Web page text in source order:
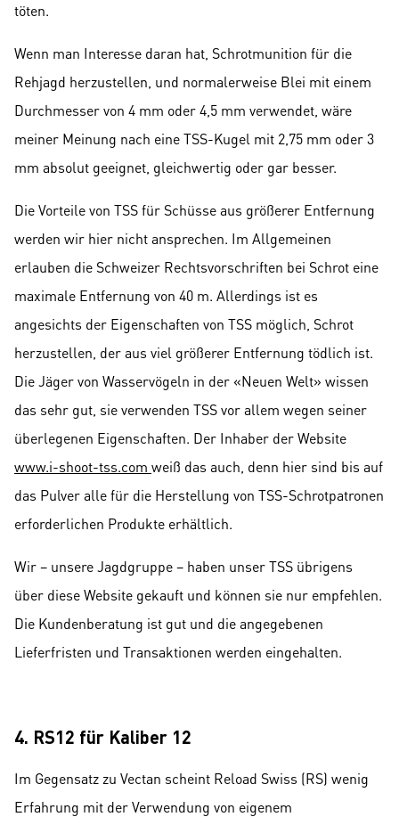
töten.
Wenn man Interesse daran hat, Schrotmunition für die
Rehjagd herzustellen, und normalerweise Blei mit einem
Durchmesser von 4 mm oder 4,5 mm verwendet, wäre
meiner Meinung nach eine TSS-Kugel mit 2,75 mm oder 3
mm absolut geeignet, gleichwertig oder gar besser.
Die Vorteile von TSS für Schüsse aus größerer Entfernung
werden wir hier nicht ansprechen. Im Allgemeinen
erlauben die Schweizer Rechtsvorschriften bei Schrot eine
maximale Entfernung von 40 m. Allerdings ist es
angesichts der Eigenschaften von TSS möglich, Schrot
herzustellen, der aus viel größerer Entfernung tödlich ist.
Die Jäger von Wasservögeln in der «Neuen Welt» wissen
das sehr gut, sie verwenden TSS vor allem wegen seiner
überlegenen Eigenschaften. Der Inhaber der Website
www.i-shoot-tss.com weiß das auch, denn hier sind bis auf
das Pulver alle für die Herstellung von TSS-Schrotpatronen
erforderlichen Produkte erhältlich.
Wir – unsere Jagdgruppe – haben unser TSS übrigens
über diese Website gekauft und können sie nur empfehlen.
Die Kundenberatung ist gut und die angegebenen
Lieferfristen und Transaktionen werden eingehalten.
4. RS12 für Kaliber 12
Im Gegensatz zu Vectan scheint Reload Swiss (RS) wenig
Erfahrung mit der Verwendung von eigenem